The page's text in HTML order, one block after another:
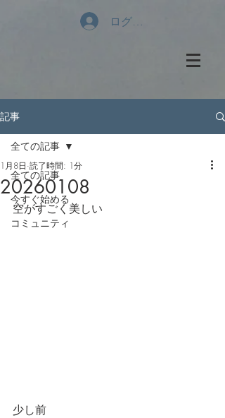
ログイン
記事
全ての記事
今すぐ始める
コミュニティ
全ての記事
20260108
1月8日 読了時間: 1分
空がすごく美しい
少し前